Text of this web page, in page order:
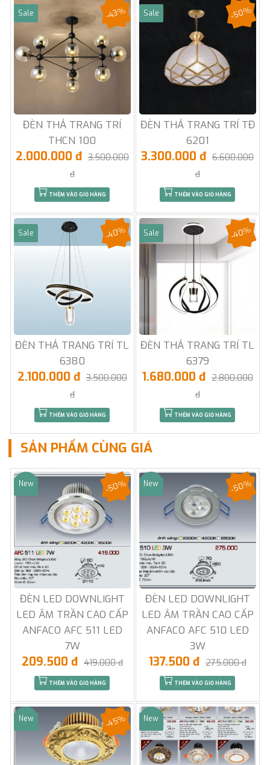
Sale
ĐÈN THẢ TRANG TRÍ
THCN 100
-43%
2.000.000 đ 3.500.000
đ
THÊM VÀO GIỎ HÀNG
Sale
ĐÈN THẢ TRANG TRÍ TĐ
6201
-50%
3.300.000 đ 6.600.000
đ
THÊM VÀO GIỎ HÀNG
Sale
ĐÈN THẢ TRANG TRÍ TL
6380
-40%
2.100.000 đ 3.500.000
đ
THÊM VÀO GIỎ HÀNG
Sale
ĐÈN THẢ TRANG TRÍ TL
6379
-40%
1.680.000 đ 2.800.000
đ
THÊM VÀO GIỎ HÀNG
SẢN PHẨM CÙNG GIÁ
Sale
New
ĐÈN LED DOWNLIGHT
LED ÂM TRẦN CAO CẤP
ANFACO AFC 511 LED
7W
-50%
209.500 đ 419.000 đ
THÊM VÀO GIỎ HÀNG
Sale
New
ĐÈN LED DOWNLIGHT
LED ÂM TRẦN CAO CẤP
ANFACO AFC 510 LED
3W
-50%
137.500 đ 275.000 đ
THÊM VÀO GIỎ HÀNG
Sale
New -45% Sale
New